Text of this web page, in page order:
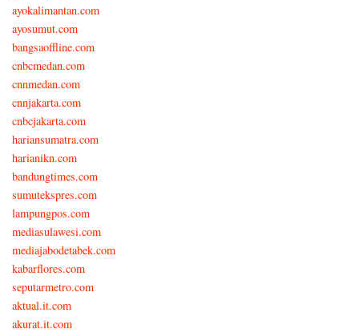
ayokalimantan.com
ayosumut.com
bangsaoffline.com
cnbcmedan.com
cnnmedan.com
cnnjakarta.com
cnbcjakarta.com
hariansumatra.com
harianikn.com
bandungtimes.com
sumutekspres.com
lampungpos.com
mediasulawesi.com
mediajabodetabek.com
kabarflores.com
seputarmetro.com
aktual.it.com
akurat.it.com